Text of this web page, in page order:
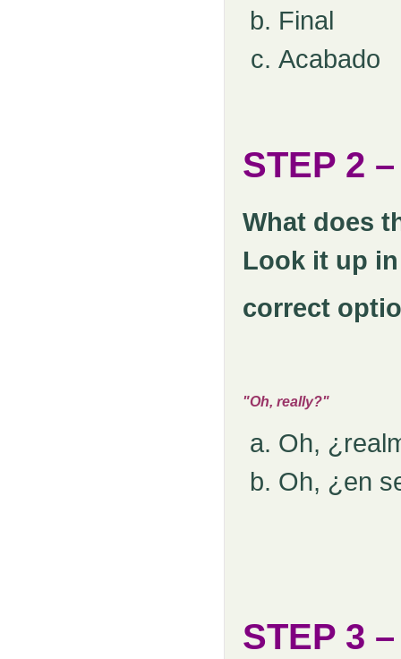
Final
Acabado
STEP 2
What does
Look it up
correct
"Oh, really?"
Oh,
Oh, ¿en
STEP 3